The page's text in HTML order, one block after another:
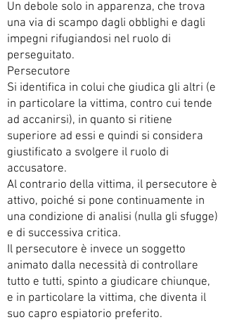
Un debole solo in apparenza, che trova
una via di scampo dagli obblighi e dagli
impegni rifugiandosi nel ruolo di
perseguitato.
Persecutore
Si identifica in colui che giudica gli altri (e
in particolare la vittima, contro cui tende
ad accanirsi), in quanto si ritiene
superiore ad essi e quindi si considera
giustificato a svolgere il ruolo di
accusatore.
Al contrario della vittima, il persecutore è
attivo, poiché si pone continuamente in
una condizione di analisi (nulla gli sfugge)
e di successiva critica.
Il persecutore è invece un soggetto
animato dalla necessità di controllare
tutto e tutti, spinto a giudicare chiunque,
e in particolare la vittima, che diventa il
suo capro espiatorio preferito.